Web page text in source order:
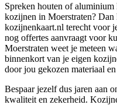
Spreken houten of
kozijnen in Moerstraten?
kozijnenkaart.nl terecht voor
nog offertes aanvraagt voor
Moerstraten weet je meteen
binnenkort van je eigen
door jou gekozen materiaal
Bespaar jezelf dus jaren aan
kwaliteit en zekerheid.